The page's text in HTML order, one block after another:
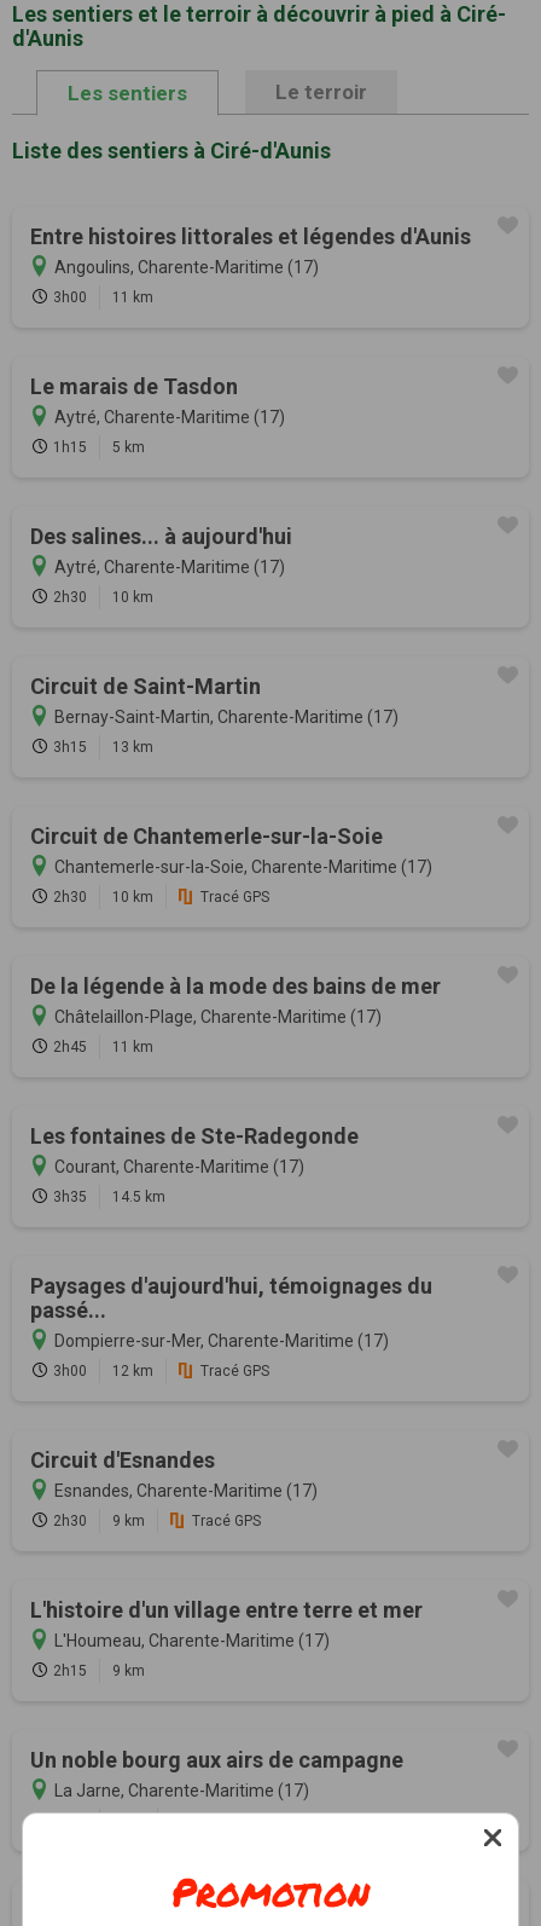
Les sentiers et le terroir à découvrir à pied à Ciré-
d'Aunis
Les sentiers Le terroir
Liste des sentiers à Ciré-d'Aunis
Entre histoires littorales et légendes d'Aunis
Angoulins, Charente-Maritime (17)
3h00 11 km
Le marais de Tasdon
Aytré, Charente-Maritime (17)
1h15 5 km
Des salines... à aujourd'hui
Aytré, Charente-Maritime (17)
2h30 10 km
Circuit de Saint-Martin
Bernay-Saint-Martin, Charente-Maritime (17)
3h15 13 km
Circuit de Chantemerle-sur-la-Soie
Chantemerle-sur-la-Soie, Charente-Maritime (17)
2h30 10 km Tracé GPS
De la légende à la mode des bains de mer
Châtelaillon-Plage, Charente-Maritime (17)
2h45 11 km
Les fontaines de Ste-Radegonde
Courant, Charente-Maritime (17)
3h35 14.5 km
Paysages d'aujourd'hui, témoignages du
passé...
Dompierre-sur-Mer, Charente-Maritime (17)
3h00 12 km Tracé GPS
Circuit d'Esnandes
Esnandes, Charente-Maritime (17)
2h30 9 km Tracé GPS
L'histoire d'un village entre terre et mer
L'Houmeau, Charente-Maritime (17)
2h15 9 km
Un noble bourg aux airs de campagne
La Jarne, Charente-Maritime (17)
Au détour de ses ruesPromotion